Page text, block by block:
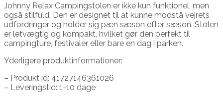
Johnny Relax Campingstolen er ikke kun funktionel, men
også stilfuld. Den er designet til at kunne modstå vejrets
udfordringer og holder sig pæn sæson efter sæson. Stolen
er letvægtig og kompakt, hvilket gør den perfekt til
campingture, festivaler eller bare en dag i parken.
Yderligere produktinformationer:
– Produkt id: 41727146361026
– Leveringstid: 1-10 dage